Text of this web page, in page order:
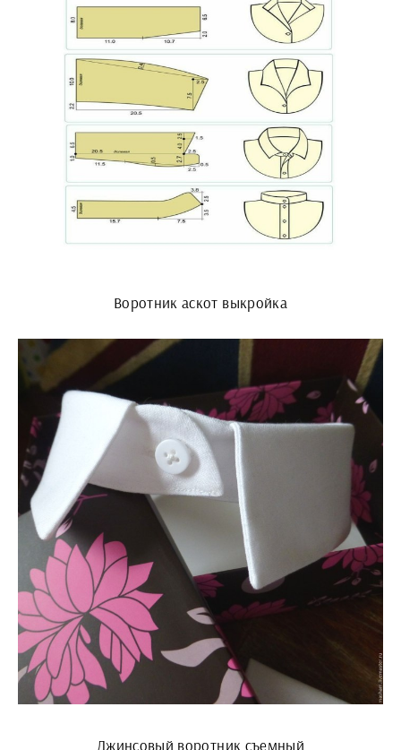
Воротник аскот выкройка
Джинсовый воротник съемный